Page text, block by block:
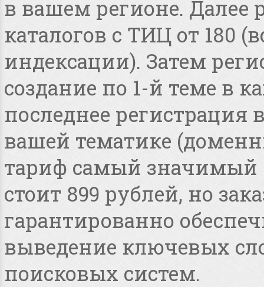
в вашем регионе. Далее
каталогов с ТИЦ от 180
индексации). Затем
создание по 1-й теме в
последнее регистрация
вашей тематике
тариф самый значимый
стоит 899 рублей, но
гарантированно
выведение ключевых
поисковых систем.